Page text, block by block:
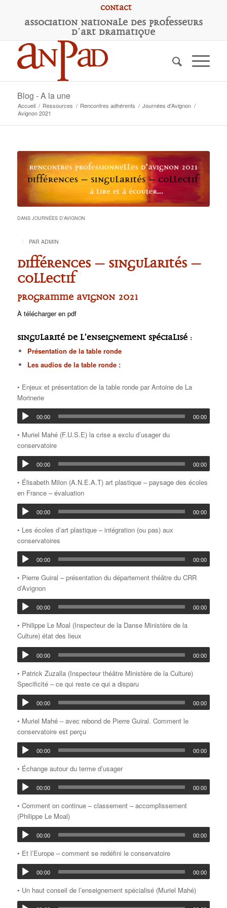
Contact
Association Nationale des Professeurs
d'Art Dramatique
Blog - A la une
Accueil / Ressources / Rencontres adhérents / Journées d'Avignon /
Avignon 2021
DANS JOURNÉES D'AVIGNON
/ PAR ADMIN
Différences – Singularités –
collectif
Programme Avignon 2021
À télécharger en pdf
Singularité de l’enseignement spécialisé :
Présentation de la table ronde
Les audios de la table ronde :
• Enjeux et présentation de la table ronde par Antoine de La
Morinerie
00:00 00:00
• Muriel Mahé (F.U.S.E) la crise a exclu d’usager du
conservatoire
00:00 00:00
• Élisabeth Milon (A.N.E.A.T) art plastique – paysage des écoles
en France – évaluation
00:00 00:00
• Les écoles d’art plastique – intégration (ou pas) aux
conservatoires
00:00 00:00
• Pierre Guiral – présentation du département théâtre du CRR
d’Avignon
00:00 00:00
• Philippe Le Moal (Inspecteur de la Danse Ministère de la
Culture) état des lieux
00:00 00:00
• Patrick Zuzalla (Inspecteur théâtre Ministère de la Culture)
Specificité – ce qui reste ce qui a disparu
00:00 00:00
• Muriel Mahé – avec rebond de Pierre Guiral. Comment le
conservatoire est perçu
00:00 00:00
• Échange autour du terme d’usager
00:00 00:00
• Comment on continue – classement – accomplissement
(Philippe Le Moal)
00:00 00:00
• Et l’Europe – comment se redéfini le conservatoire
00:00 00:00
• Un haut conseil de l’enseignement spécialisé (Muriel Mahé)